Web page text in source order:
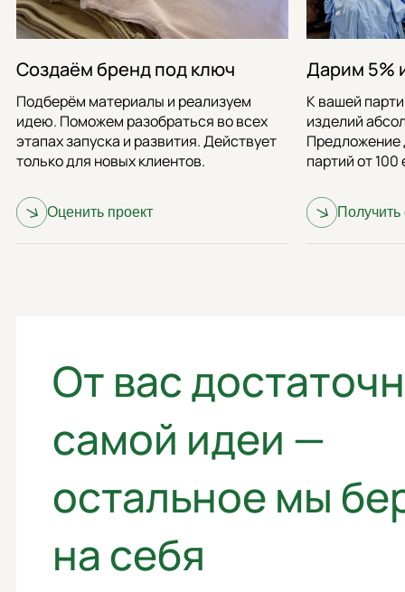
Создаём бренд под ключ
Подберём материалы и реализуем
идею. Поможем разобраться во всех
этапах запуска и развития. Действует
только для новых клиентов.
Оценить проект
Дарим 5%
К вашей
изделий
Предложение
партий от
Получить
От вас
самой идеи —
остальное мы
на себя